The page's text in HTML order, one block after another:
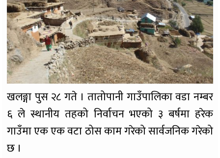
खलङ्गा पुस २८ गते । तातोपानी गाउँपालिका वडा नम्बर
६ ले स्थानीय तहको निर्वाचन भएको ३ बर्षमा हरेक
गाउँमा एक एक वटा ठोस काम गरेको सार्वजनिक गरेको
छ ।